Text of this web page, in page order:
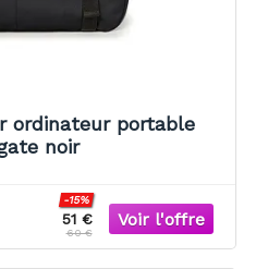
ordinateur portable
noir
51 €
-15%
60 €